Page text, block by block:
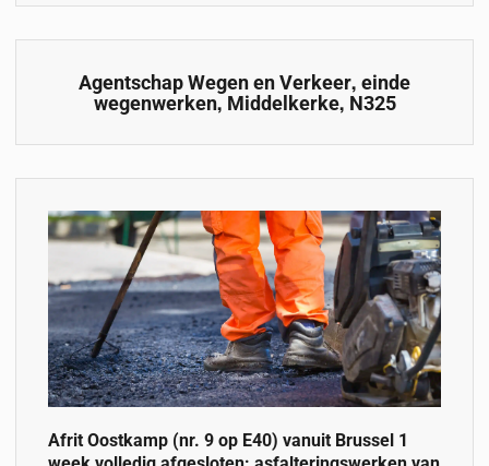
Agentschap Wegen en Verkeer, einde
wegenwerken,Middelkerke, N325
Afrit Oostkamp (nr. 9 op E40) vanuit Brussel 1